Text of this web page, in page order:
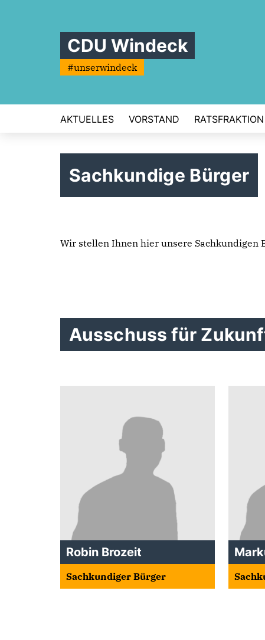
CDU Windeck
#unserwindeck
AKTUELLES VORSTAND RATSFRAKTION
Sachkundige Bürger
Wir stellen Ihnen hier unsere Sachkundigen
Ausschuss für
Robin Brozeit
Sachkundiger Bürger